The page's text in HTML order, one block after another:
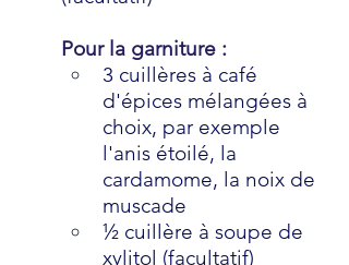
Pour la garniture :
3 cuillères à café
d'épices mélangées à
choix, par exemple
l'anis étoilé, la
cardamome, la noix de
muscade
½ cuillère à soupe de
xylitol (facultatif)